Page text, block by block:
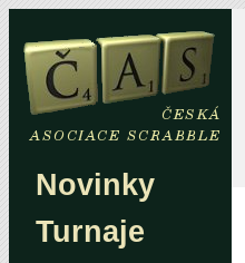
Novinky
Turnaje